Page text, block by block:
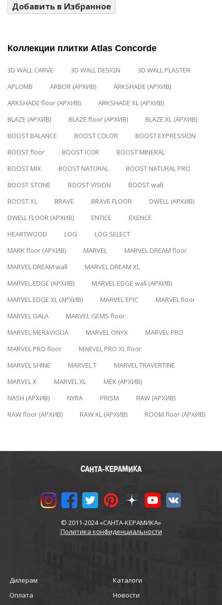
Добавить в Избранное
Коллекции плитки Atlas Concorde
3D WALL CARVE 3D WALL DESIGN
3D WALL PLASTER
APLOMB
ARBOR (АРХИВ)
ARKSHADE (АРХИВ)
ARKSHADE floor (АРХИВ)
ARKSHADE XL (АРХИВ)
BLAZE (АРХИВ)
BLAZE floor (АРХИВ)
BLAZE XL (АРХИВ)
BOOST BALANCE
BOOST COLOR
BOOST EXPRESSION
BOOST floor
BOOST ICOR
BOOST MINERAL
BOOST MIX
BOOST NATURAL
BOOST NATURAL PRO
BOOST STONE
BOOST VISION
BOOST wall
BOOST XL
BRAVE BRAVE FLOOR
DWELL (АРХИВ)
DWELL FLOOR (АРХИВ)
ENTICE
EXENCE
HEARTWOOD
LOG
LOG SELECT
MARK floor (АРХИВ)
MARVEL
MARVEL DREAM floor
MARVEL DREAM wall
MARVEL DREAM XL
MARVEL EDGE (АРХИВ)
MARVEL EDGE wall (АРХИВ)
MARVEL EDGE XL (АРХИВ)
MARVEL EPIC
MARVEL floor
MARVEL GALA
MARVEL GEMS floor
MARVEL MERAVIGLIA
MARVEL ONYX
MARVEL PRO
MARVEL PRO floor
MARVEL PRO XL floor
MARVEL SHINE
MARVEL T
MARVEL TRAVERTINE
MARVEL X
MARVEL XL
MEK (АРХИВ)
NASH (АРХИВ)
NYRA PRISM
RAW (АРХИВ)
RAW floor (АРХИВ)
RAW XL (АРХИВ) ROOM floor (АРХИВ)
© 2011-2024 «САНТА-КЕРАМИКА»
Политика конфиденциальности
Дилерам
Каталоги
Оплата
Новости